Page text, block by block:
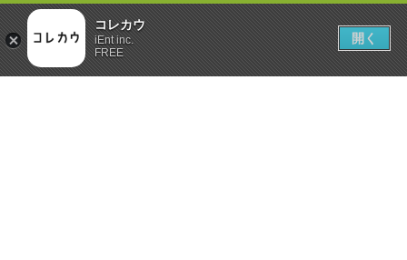
コレカウ
iEnt inc.
FREE
開く